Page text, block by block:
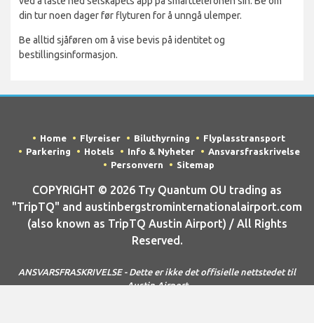
din tur noen dager før flyturen for å unngå ulemper.
Be alltid sjåføren om å vise bevis på identitet og
bestillingsinformasjon.
Home Flyreiser Biluthyrning
Flyplasstransport
Parkering
Hotels Info & Nyheter
Ansvarsfraskrivelse
Personvern
Sitemap
COPYRIGHT © 2026 Try Quantum OU trading as
"TripTQ" and austinbergstrominternationalairport.com
(also known as TripTQ Austin Airport) / All Rights
Reserved.
ANSVARSFRASKRIVELSE - Dette er ikke det offisielle nettstedet til
Austin Airport